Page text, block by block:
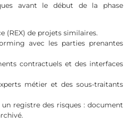
avant le début de la phase
(REX) de projets similaires.
avec les parties prenantes
contractuels et des interfaces
métier et des sous-traitants
registre des risques : document